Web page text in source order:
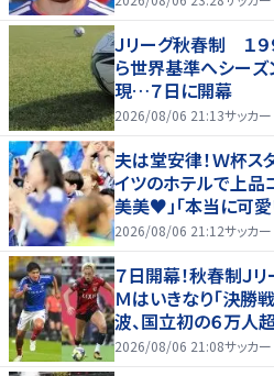
Ｊリーグ秋春制 １９
ら世界基準へシー
現…７日に開幕
2026/08/06 21:13サッカー
夫は堂安律！Ｗ杯
イツのホテルで上品
美美♥」「本当に可
2026/08/06 21:12サッカー
７日開幕！秋春制Ｊ
Ｍはいきなり「決勝
波、国立初の６万人
2026/08/06 21:08サッカー